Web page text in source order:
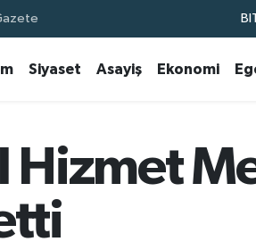
Siyaset Asayiş Ekonomi
Hizmet